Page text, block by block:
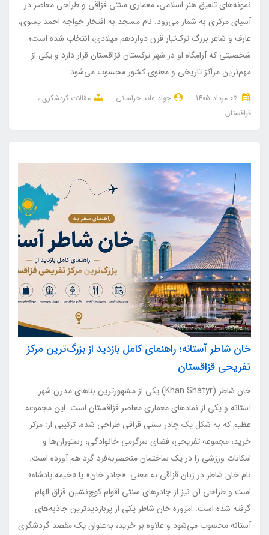
نمونه‌های تلفیق هنر اسلامی، معماری سنتی قزاقی و طراحی معاصر در
آسیای مرکزی به شمار می‌رود. نام مسجد به افتخار خواجه احمد یسوی،
عارف و شاعر بزرگ ترک‌تبار قرن دوازدهم میلادی، انتخاب شده است؛
شخصیتی که آرامگاه او در شهر ترکستان قزاقستان قرار دارد و یکی از
مهم‌ترین مراکز تاریخی و معنوی کشور محسوب می‌شود.
جواد عابد خراسانی
مقالات گردشگری
قزاقستان
خان شاطر آستانه؛ راهنمای کامل بازدید از بزرگ‌ترین مرکز
تفریحی قزاقستان
خان شاطر (Khan Shatyr) یکی از مشهورترین بناهای مدرن شهر
آستانه و یکی از نمادهای معماری معاصر قزاقستان است. این مجموعه
عظیم که به شکل یک چادر سنتی قزاقی طراحی شده، ترکیبی از: مرکز
خرید، مجموعه تفریحی، فضای سرگرمی خانوادگی، رستوران‌ها و
امکانات ورزشی را در یک ساختمان منحصربه‌فرد گرد هم آورده است.
نام خان شاطر در زبان قزاقی به معنی: «چادر خان» یا «خیمه پادشاه»
است و طراحی آن نیز از چادرهای سنتی اقوام کوچ‌نشین قزاق الهام
گرفته شده است. امروزه خان شاطر یکی از پربازدیدترین جاذبه‌های
آستانه محسوب می‌شود و علاوه بر خرید، به‌عنوان یک مقصد گردشگری